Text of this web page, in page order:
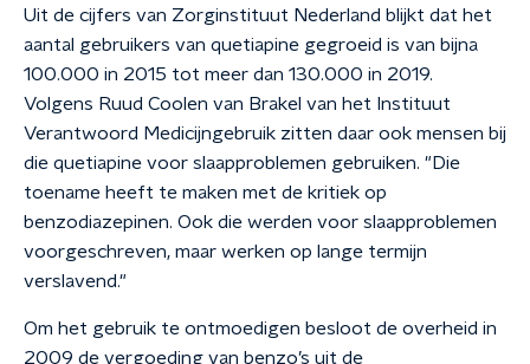
Uit de cijfers van Zorginstituut Nederland blijkt dat het
aantal gebruikers van quetiapine gegroeid is van bijna
100.000 in 2015 tot meer dan 130.000 in 2019.
Volgens Ruud Coolen van Brakel van het Instituut
Verantwoord Medicijngebruik zitten daar ook mensen bij
die quetiapine voor slaapproblemen gebruiken. "Die
toename heeft te maken met de kritiek op
benzodiazepinen. Ook die werden voor slaapproblemen
voorgeschreven, maar werken op lange termijn
verslavend."
Om het gebruik te ontmoedigen besloot de overheid in
2009 de vergoeding van benzo’s uit de